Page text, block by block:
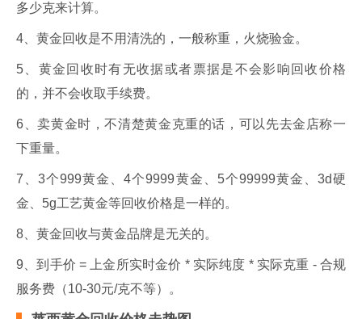
多少克来计算。
4、黄金回收是不用清洗的，一般称重，火烧验金。
5、黄金回收时有无收据或者票据是不会影响回收价格
的，并不会收取手续费。
6、卖黄金时，不清楚黄金克重的话，可以先去金店称一
下重量。
7、3个999黄金、4个9999黄金、5个99999黄金、3d硬
金、5g工艺黄金等回收价格是一样的。
8、黄金回收与黄金品牌是无关的。
9、到手价 = 上金所实时金价 * 实际纯度 * 实际克重 - 合规
服务费（10-30元/克不等）。